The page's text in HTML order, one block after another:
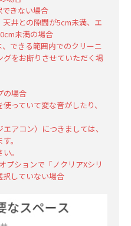
きない場合
井との隙間が5cm未満、エ
未満の場合
できる範囲内でのクリーニ
をお断りさせていただく場
の場合
っていて変な音がしたり、
アコン）につきましては、
。
。
プションで「ノクリアXシリ
択していない場合